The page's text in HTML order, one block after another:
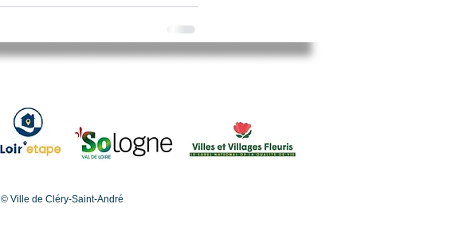
© Ville de Cléry-Saint-André